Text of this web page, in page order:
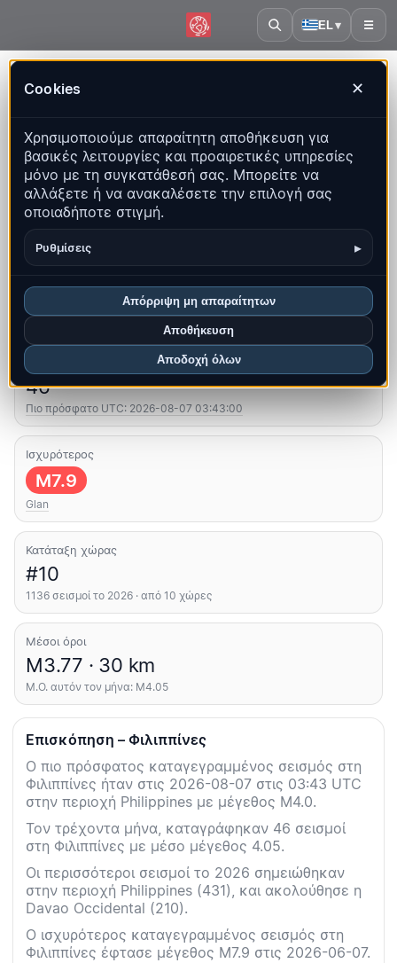
EL▾ ☰
Cookies ✕
Χρησιμοποιούμε απαραίτητη αποθήκευση για
βασικές λειτουργίες και προαιρετικές υπηρεσίες
μόνο με τη συγκατάθεσή σας. Μπορείτε να
αλλάξετε ή να ανακαλέσετε την επιλογή σας
οποιαδήποτε στιγμή.
Ρυθμίσεις ▸
Απόρριψη μη απαραίτητων
Αποθήκευση
Αποδοχή όλων
QuakeMap24
Ζωντανός χάρτης, στατιστικά και πρόσφατα γεγονότα
Άνοιγμα ιστορικού χάρτη
Τα πιο πρόσφατα σε αυτή τη χώρα
Κορυφαίες περιοχές Συχνές ερωτήσεις
Σεισμοί αυτόν τον μήνα
46
Πιο πρόσφατο UTC: 2026-08-07 03:43:00
Ισχυρότερος
M7.9
Glan
Κατάταξη χώρας
#10
1136 σεισμοί το 2026 · από 10 χώρες
Μέσοι όροι
M3.77 · 30 km
Μ.Ο. αυτόν τον μήνα: M4.05
Επισκόπηση – Φιλιππίνες
Ο πιο πρόσφατος καταγεγραμμένος σεισμός στη
Φιλιππίνες ήταν στις 2026-08-07 στις 03:43 UTC
στην περιοχή Philippines με μέγεθος M4.0.
Τον τρέχοντα μήνα, καταγράφηκαν 46 σεισμοί
στη Φιλιππίνες με μέσο μέγεθος 4.05.
Οι περισσότεροι σεισμοί το 2026 σημειώθηκαν
στην περιοχή Philippines (431), και ακολούθησε η
Davao Occidental (210).
Ο ισχυρότερος καταγεγραμμένος σεισμός στη
Φιλιππίνες έφτασε μέγεθος M7.9 στις 2026-06-07.